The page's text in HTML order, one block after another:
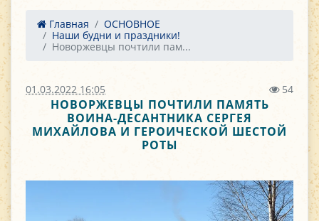
Главная
ОСНОВНОЕ
Наши будни и праздники!
Новоржевцы почтили пам...
01.03.2022 16:05 54
НОВОРЖЕВЦЫ ПОЧТИЛИ ПАМЯТЬ
ВОИНА-ДЕСАНТНИКА СЕРГЕЯ
МИХАЙЛОВА И ГЕРОИЧЕСКОЙ ШЕСТОЙ
РОТЫ